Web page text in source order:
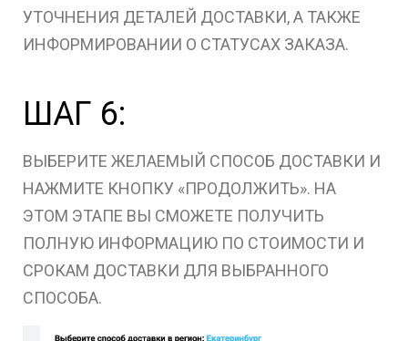
УТОЧНЕНИЯ ДЕТАЛЕЙ ДОСТАВКИ, А ТАКЖЕ
ИНФОРМИРОВАНИИ О СТАТУСАХ ЗАКАЗА.
ШАГ 6:
ВЫБЕРИТЕ ЖЕЛАЕМЫЙ СПОСОБ ДОСТАВКИ И
НАЖМИТЕ КНОПКУ «ПРОДОЛЖИТЬ». НА
ЭТОМ ЭТАПЕ ВЫ СМОЖЕТЕ ПОЛУЧИТЬ
ПОЛНУЮ ИНФОРМАЦИЮ ПО СТОИМОСТИ И
СРОКАМ ДОСТАВКИ ДЛЯ ВЫБРАННОГО
СПОСОБА.